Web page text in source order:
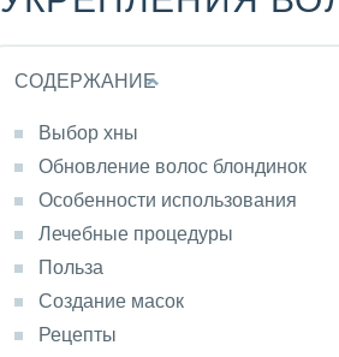
СОДЕРЖАНИЕ
Выбор хны
Обновление волос блондинок
Особенности использования
Лечебные процедуры
Польза
Создание масок
Рецепты